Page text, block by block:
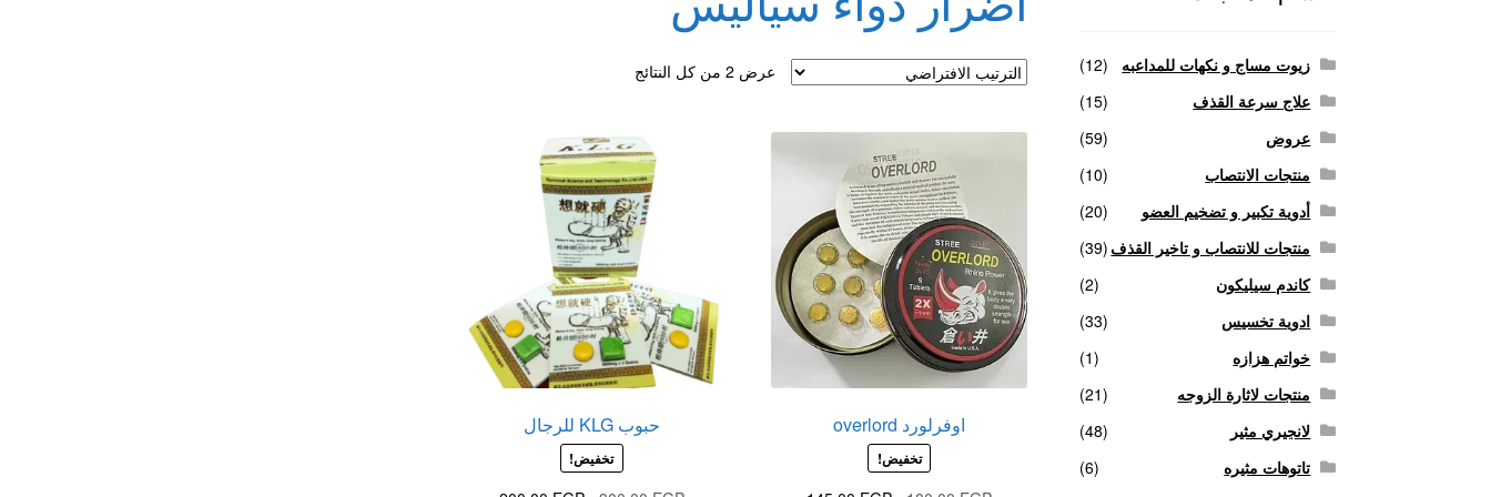
منتجات للانتصاب و تاخير القذف
عرض ⁦2⁩ من كل النتائج
اوفرلورد overlord
تخفيض!
حبوب KLG للرجال
تخفيض!
زيوت مساج و نكهات للمداعبه
(12)
علاج سرعة القذف
(15)
عروض
(59)
منتجات الانتصاب
(10)
أدوية تكبير و تضخيم العضو
(20)
منتجات للانتصاب و تاخير القذف (39)
كاندم سيليكون
(2)
ادوية تخسيس
(33)
خواتم هزازه
(1)
منتجات لاثارة الزوجه
(21)
لانجيري مثير
(48)
تاتوهات مثيره
(6)